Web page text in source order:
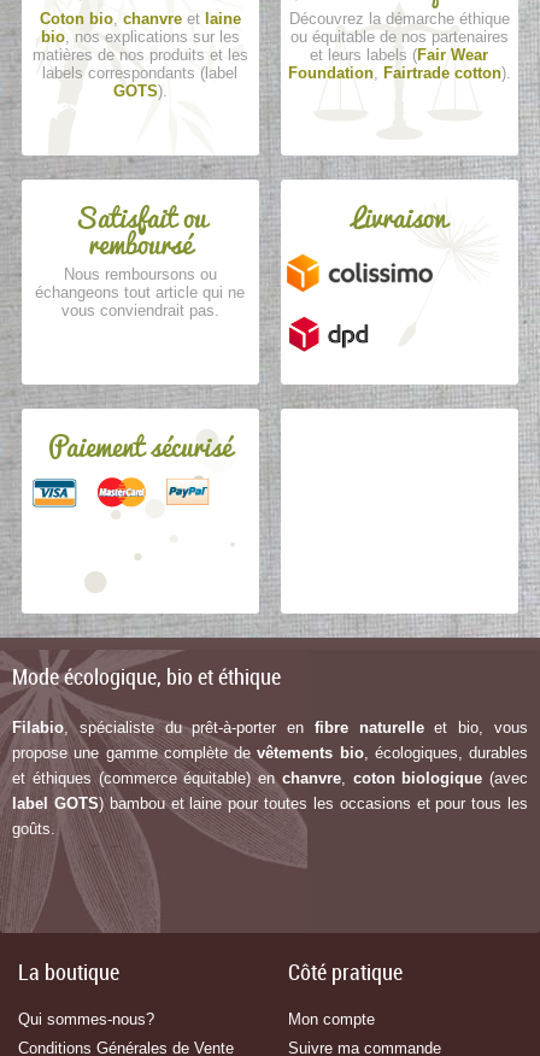
Coton bio, chanvreet laine
bio, nos explications sur les
matières de nos produits et les
labels correspondants (label
GOTS).
Découvrez la démarche éthique
ou équitable de nos partenaires
et leurs labels (Fair Wear
Foundation, Fairtrade cotton).
Satisfait ou
remboursé
Nous remboursons ou
échangeons tout article qui ne
vous conviendrait pas.
Livraison
Paiement sécurisé
Mode écologique, bio et éthique
Filabio , spécialiste du prêt-à-porter en fibre naturelleet bio, vous
propose une gamme complète devêtements bio, écologiques, durables
et éthiques (commerce équitable) en chanvre, coton biologique (avec
label GOTS) bambou et laine pour toutes les occasions et pour tous les
goûts.
La boutique
Qui sommes-nous?
Conditions Générales de Vente
Côté pratique
Mon compte
Suivre ma commande